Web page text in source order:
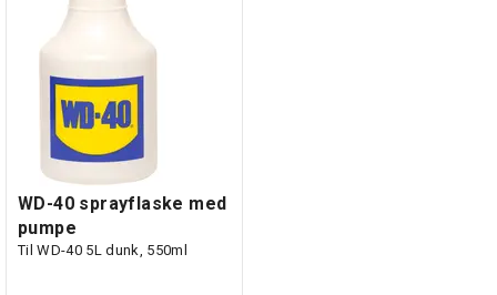
WD-40 sprayflaske med
pumpe
Til WD-40 5L dunk, 550ml